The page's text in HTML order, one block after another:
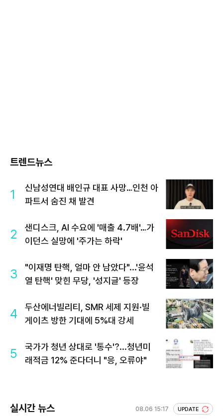
트렌드뉴스
1
신남성연대 배인규 대표 사망…인천 아
파트서 숨진 채 발견
2
샌디스크, AI 수요에 '매출 4.7배'…가
이던스 실망에 '주가는 하락'
3
"이재명 탄핵, 얼마 안 남았다"...'윤석
열 탄핵' 맞힌 무당, '성지글' 등장
4
두산에너빌리티, SMR 세제 지원·빌
게이츠 방한 기대에 5%대 강세
5
국가가 청년 상대로 '통수'?...청년미
래적금 12% 준다더니 "응, 오류야"
실시간 뉴스 08.06 15:17 UPDATE